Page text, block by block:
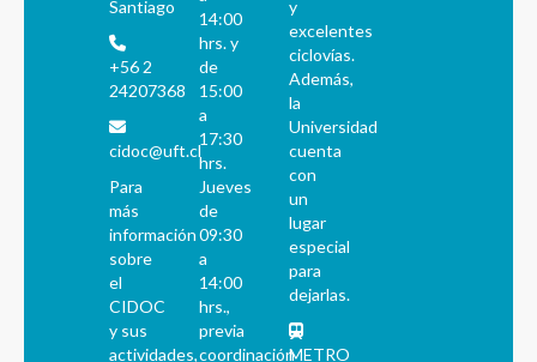
Santiago
+56 2
24207368
cidoc@uft.cl
Para
más
información
sobre
el
CIDOC
y sus
actividades,
14:00
hrs. y
de
15:00
a
17:30
hrs.
Jueves
de
09:30
a
14:00
hrs.,
previa
coordinación
y
excelentes
ciclovías.
Además,
la
Universidad
cuenta
con
un
lugar
especial
para
dejarlas.
METRO